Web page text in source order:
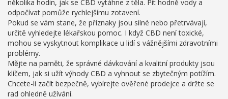
několika hodin, jak se CBD vytáhne z těla. Pít hodně vody a
odpočívat pomůže rychlejšímu zotavení.
Pokud se vám stane, že příznaky jsou silné nebo přetrvávají,
určitě vyhledejte lékařskou pomoc. I když CBD není toxické,
mohou se vyskytnout komplikace u lidí s vážnějšími zdravotními
problémy.
Mějte na paměti, že správné dávkování a kvalitní produkty jsou
klíčem, jak si užít výhody CBD a vyhnout se zbytečným potížím.
Chcete-li začít bezpečně, vybírejte ověřené prodejce a držte se
rad ohledně užívání.